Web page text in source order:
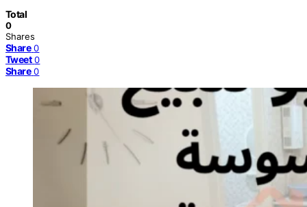
Total
0
Shares
Share 0
Tweet 0
Share 0